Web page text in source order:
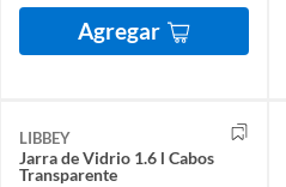
Agregar
LIBBEY
Jarra de Vidrio 1.6 l Cabos
Transparente